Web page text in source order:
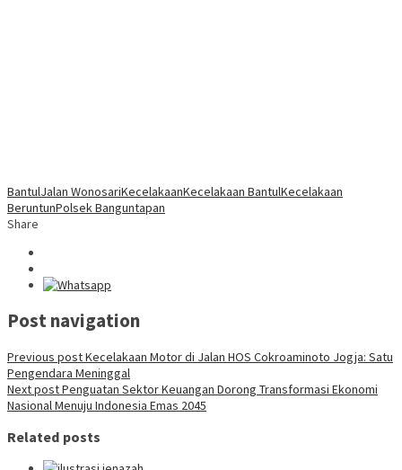
BantulJalan WonosariKecelakaanKecelakaan BantulKecelakaan
BeruntunPolsek Banguntapan
Share
Post navigation
Previous postKecelakaan Motor di Jalan HOS Cokroaminoto Jogja: Satu
Pengendara Meninggal
Next postPenguatan Sektor Keuangan Dorong Transformasi Ekonomi
Nasional Menuju Indonesia Emas 2045
Related posts